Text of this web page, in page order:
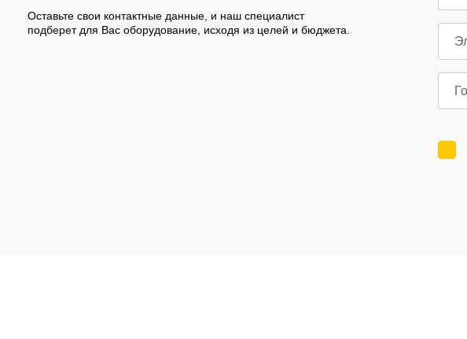
Оставьте свои контактные данные, и наш специалист
подберет для Вас оборудование, исходя из целей и бюджета.